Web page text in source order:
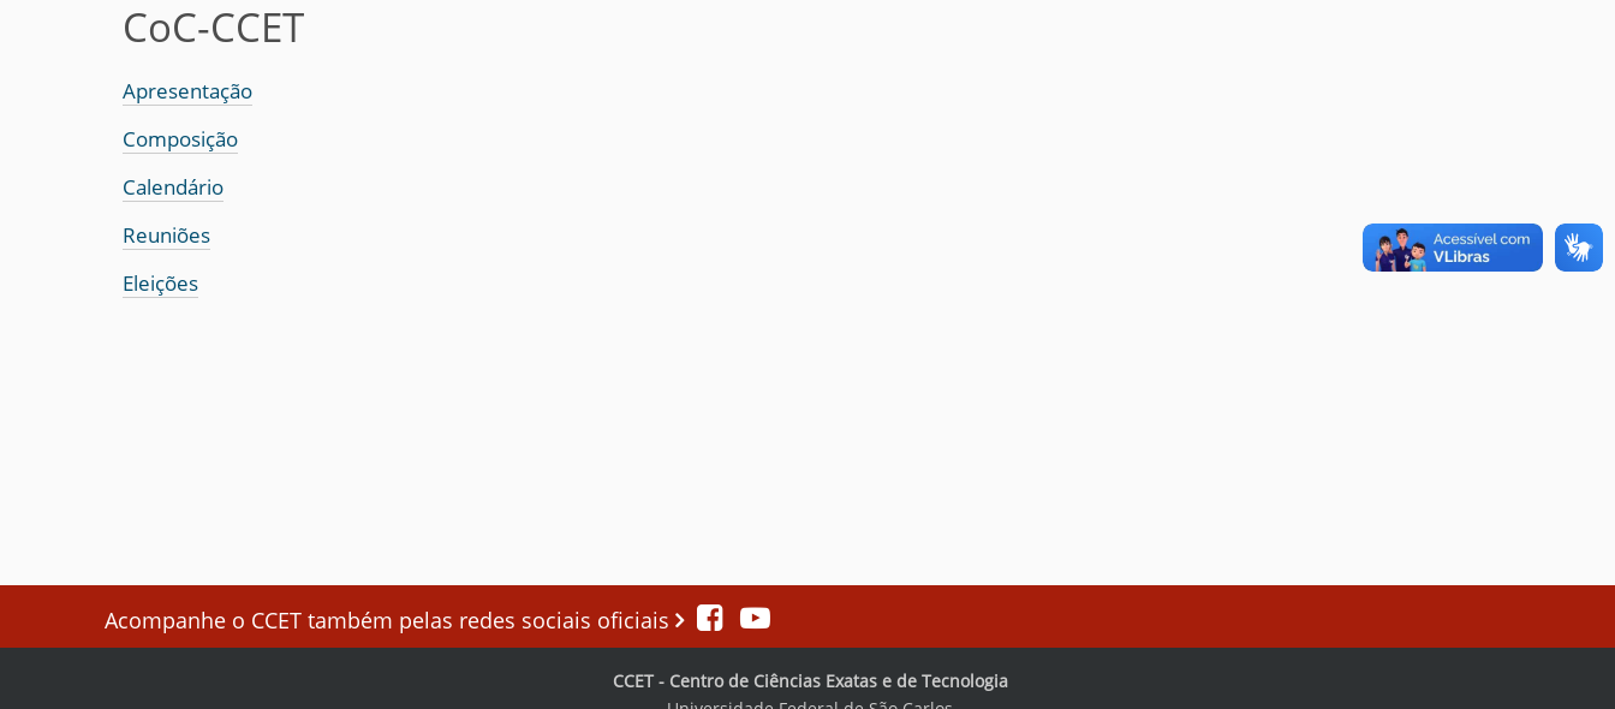
CoC-CCET
Apresentação
Composição
Calendário
Reuniões
Eleições
Acompanhe o CCET também pelas redes sociais oficiais
CCET - Centro de Ciências Exatas e de Tecnologia